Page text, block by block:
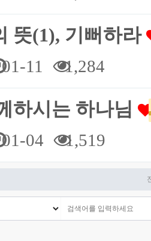
뜻(1), 기뻐하라
11 1,284
하시는 하나님
04 1,519